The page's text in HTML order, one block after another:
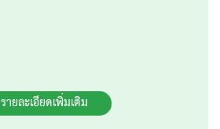
รายละเอียดเพิ่มเติม